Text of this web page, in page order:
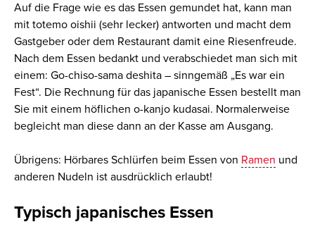
Auf die Frage wie es das Essen gemundet hat, kann man
mit totemo oishii (sehr lecker) antworten und macht dem
Gastgeber oder dem Restaurant damit eine Riesenfreude.
Nach dem Essen bedankt und verabschiedet man sich mit
einem: Go-chiso-sama deshita – sinngemäß „Es war ein
Fest“. Die Rechnung für das japanische Essen bestellt man
Sie mit einem höflichen o-kanjo kudasai. Normalerweise
begleicht man diese dann an der Kasse am Ausgang.
Übrigens: Hörbares Schlürfen beim Essen von Ramen und
anderen Nudeln ist ausdrücklich erlaubt!
Typisch japanisches Essen